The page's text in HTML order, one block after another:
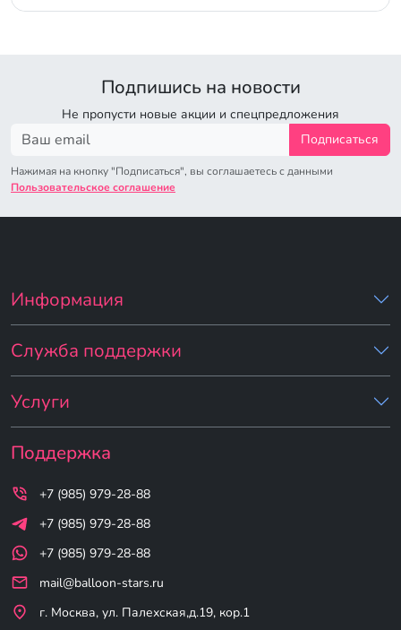
Подпишись на новости
Не пропусти новые акции и спецпредложения
Подписаться
Нажимая на кнопку "Подписаться", вы соглашаетесь с данными
Пользовательское соглашение
Информация
Служба поддержки
Услуги
Поддержка
+7 (985) 979-28-88
+7 (985) 979-28-88
+7 (985) 979-28-88
mail@balloon-stars.ru
г. Москва, ул. Палехская,д.19, кор.1